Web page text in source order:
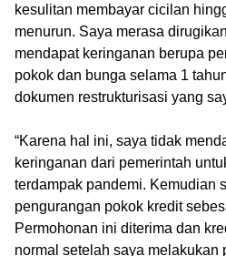
kesulitan membayar cicilan
menurun. Saya merasa
mendapat keringanan berupa
pokok dan bunga selama 1
dokumen restrukturisasi yang
‎“Karena hal ini, saya tidak
keringanan dari pemerintah
terdampak pandemi. Kemudian
pengurangan pokok kredit
Permohonan ini diterima dan
normal setelah saya melakukan